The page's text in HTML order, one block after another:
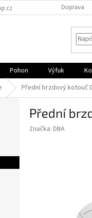
Doprava
Pohon Výfuk
Přední brzdový kotouč
Přední
Značka: DBA